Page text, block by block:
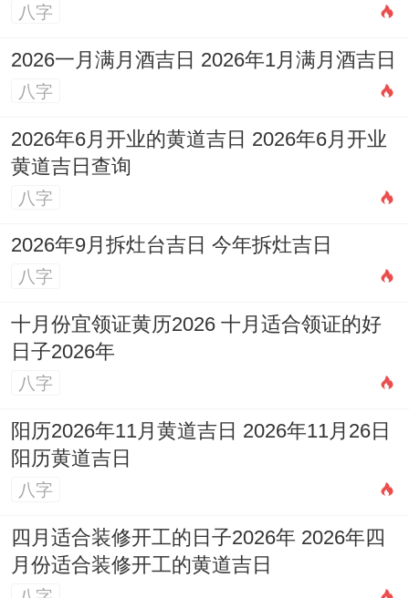
八字
2026一月满月酒吉日 2026年1月满月酒吉日
八字
2026年6月开业的黄道吉日 2026年6月开业
黄道吉日查询
八字
2026年9月拆灶台吉日 今年拆灶吉日
八字
十月份宜领证黄历2026 十月适合领证的好
日子2026年
八字
阳历2026年11月黄道吉日 2026年11月26日
阳历黄道吉日
八字
四月适合装修开工的日子2026年 2026年四
月份适合装修开工的黄道吉日